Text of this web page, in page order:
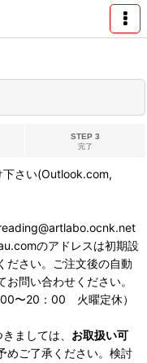
STEP 3
完了
下さい(Outlook.com,
のアドレスは初期設
ださい。ご注文後の自動
問い合わせください。
〜20：00 火曜定休）
ましては、 お取扱い可
めご了承ください。検討